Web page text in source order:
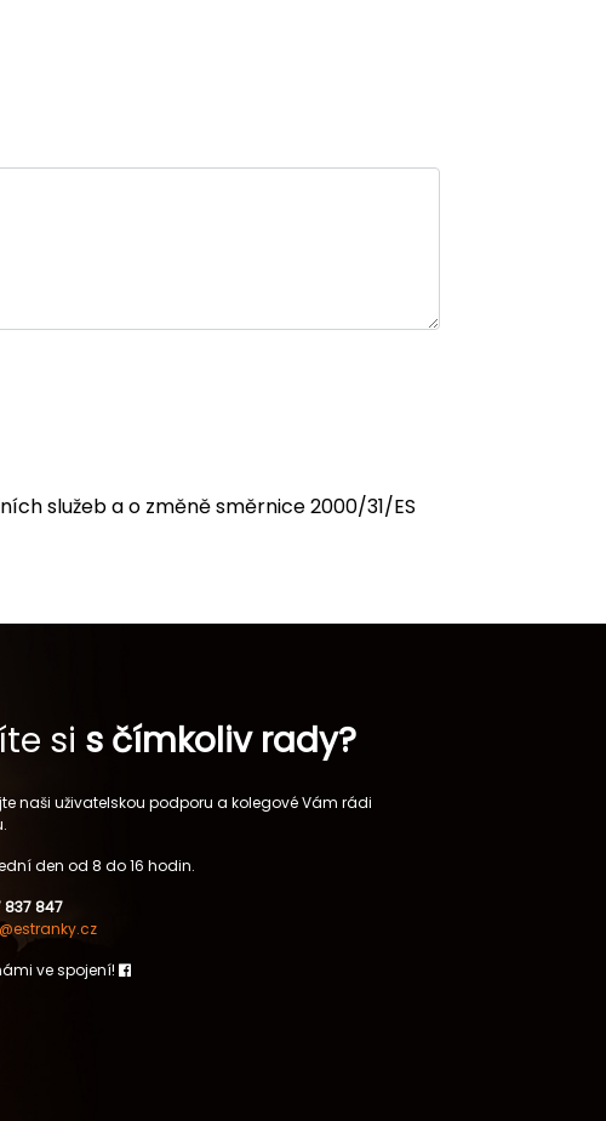
služeb a o změně směrnice 2000/31/ES
si s čímkoliv rady?
naši uživatelskou podporu a kolegové Vám rádi
den od 8 do 16 hodin.
837 847
ve spojení!